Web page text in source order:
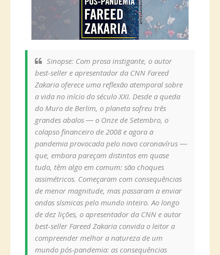
Sinopse: Com prosa instigante, o autor
best-seller e apresentador da CNN Fareed
Zakaria oferece uma reflexão atemporal sobre
a vida no início do século XXI. Desde a queda
do Muro de Berlim, o planeta sofreu três
grandes abalos ― o Onze de Setembro, o
colapso financeiro de 2008 e agora a
pandemia provocada pelo novo coronavírus ―
que, embora pareçam distintos em quase
tudo, têm algo em comum: são choques
assimétricos. Começaram com consequências
de menor magnitude, mas passaram a enviar
ondas sísmicas pelo mundo inteiro. Ao longo
de dez lições, o apresentador da CNN e autor
best-seller Fareed Zakaria convida o leitor a
compreender melhor a natureza de um
mundo pós-pandemia: as consequências